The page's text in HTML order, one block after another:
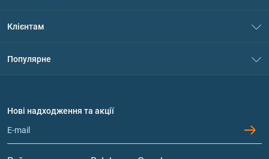
Політика конфіденційності
Обмін та повернення
Клієнтам
Популярне
Протеїн
Гейнери
Вітаміни та мінерали
Нові надходження та акції